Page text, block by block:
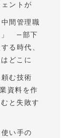
ントが
間管理職
」 —部下
る時代、
どこに
頼む技術
資料を作
と失敗す
い手の